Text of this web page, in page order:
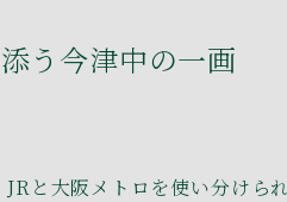
う今津中の一画
と大阪メトロを使い分けら